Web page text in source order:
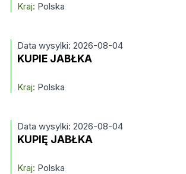
Kraj: Polska
Data wysylki: 2026-08-04
KUPIE JABŁKA
Kraj: Polska
Data wysylki: 2026-08-04
KUPIĘ JABŁKA
Kraj: Polska